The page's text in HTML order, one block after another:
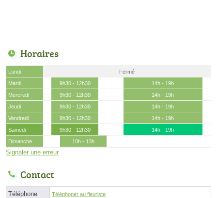
Horaires
Lundi
Fermé
Mardi
9h30 - 12h30
14h - 19h
Mercredi
9h30 - 12h30
14h - 19h
Jeudi
9h30 - 12h30
14h - 19h
Vendredi
9h30 - 12h30
14h - 19h
Samedi
9h30 - 12h30
14h - 19h
Dimanche
10h - 13h
Signaler une erreur
Contact
Téléphone Téléphoner au fleuriste